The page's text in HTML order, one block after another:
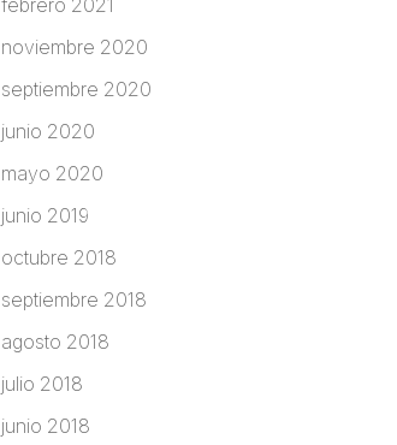
febrero 2021
noviembre 2020
septiembre 2020
junio 2020
mayo 2020
junio 2019
octubre 2018
septiembre 2018
agosto 2018
julio 2018
junio 2018